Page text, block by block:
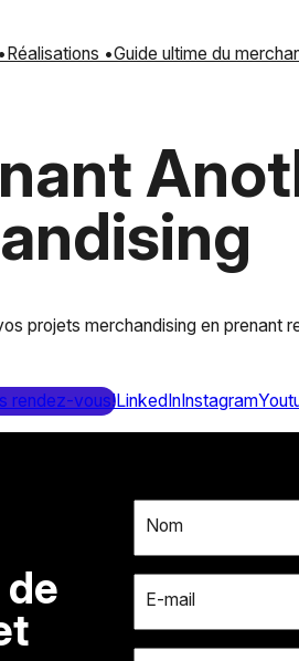
Réalisations •Guide ultime du
projets merchandising en prenant
rendez-vous!LinkedInInstagram
Nom
E-mail